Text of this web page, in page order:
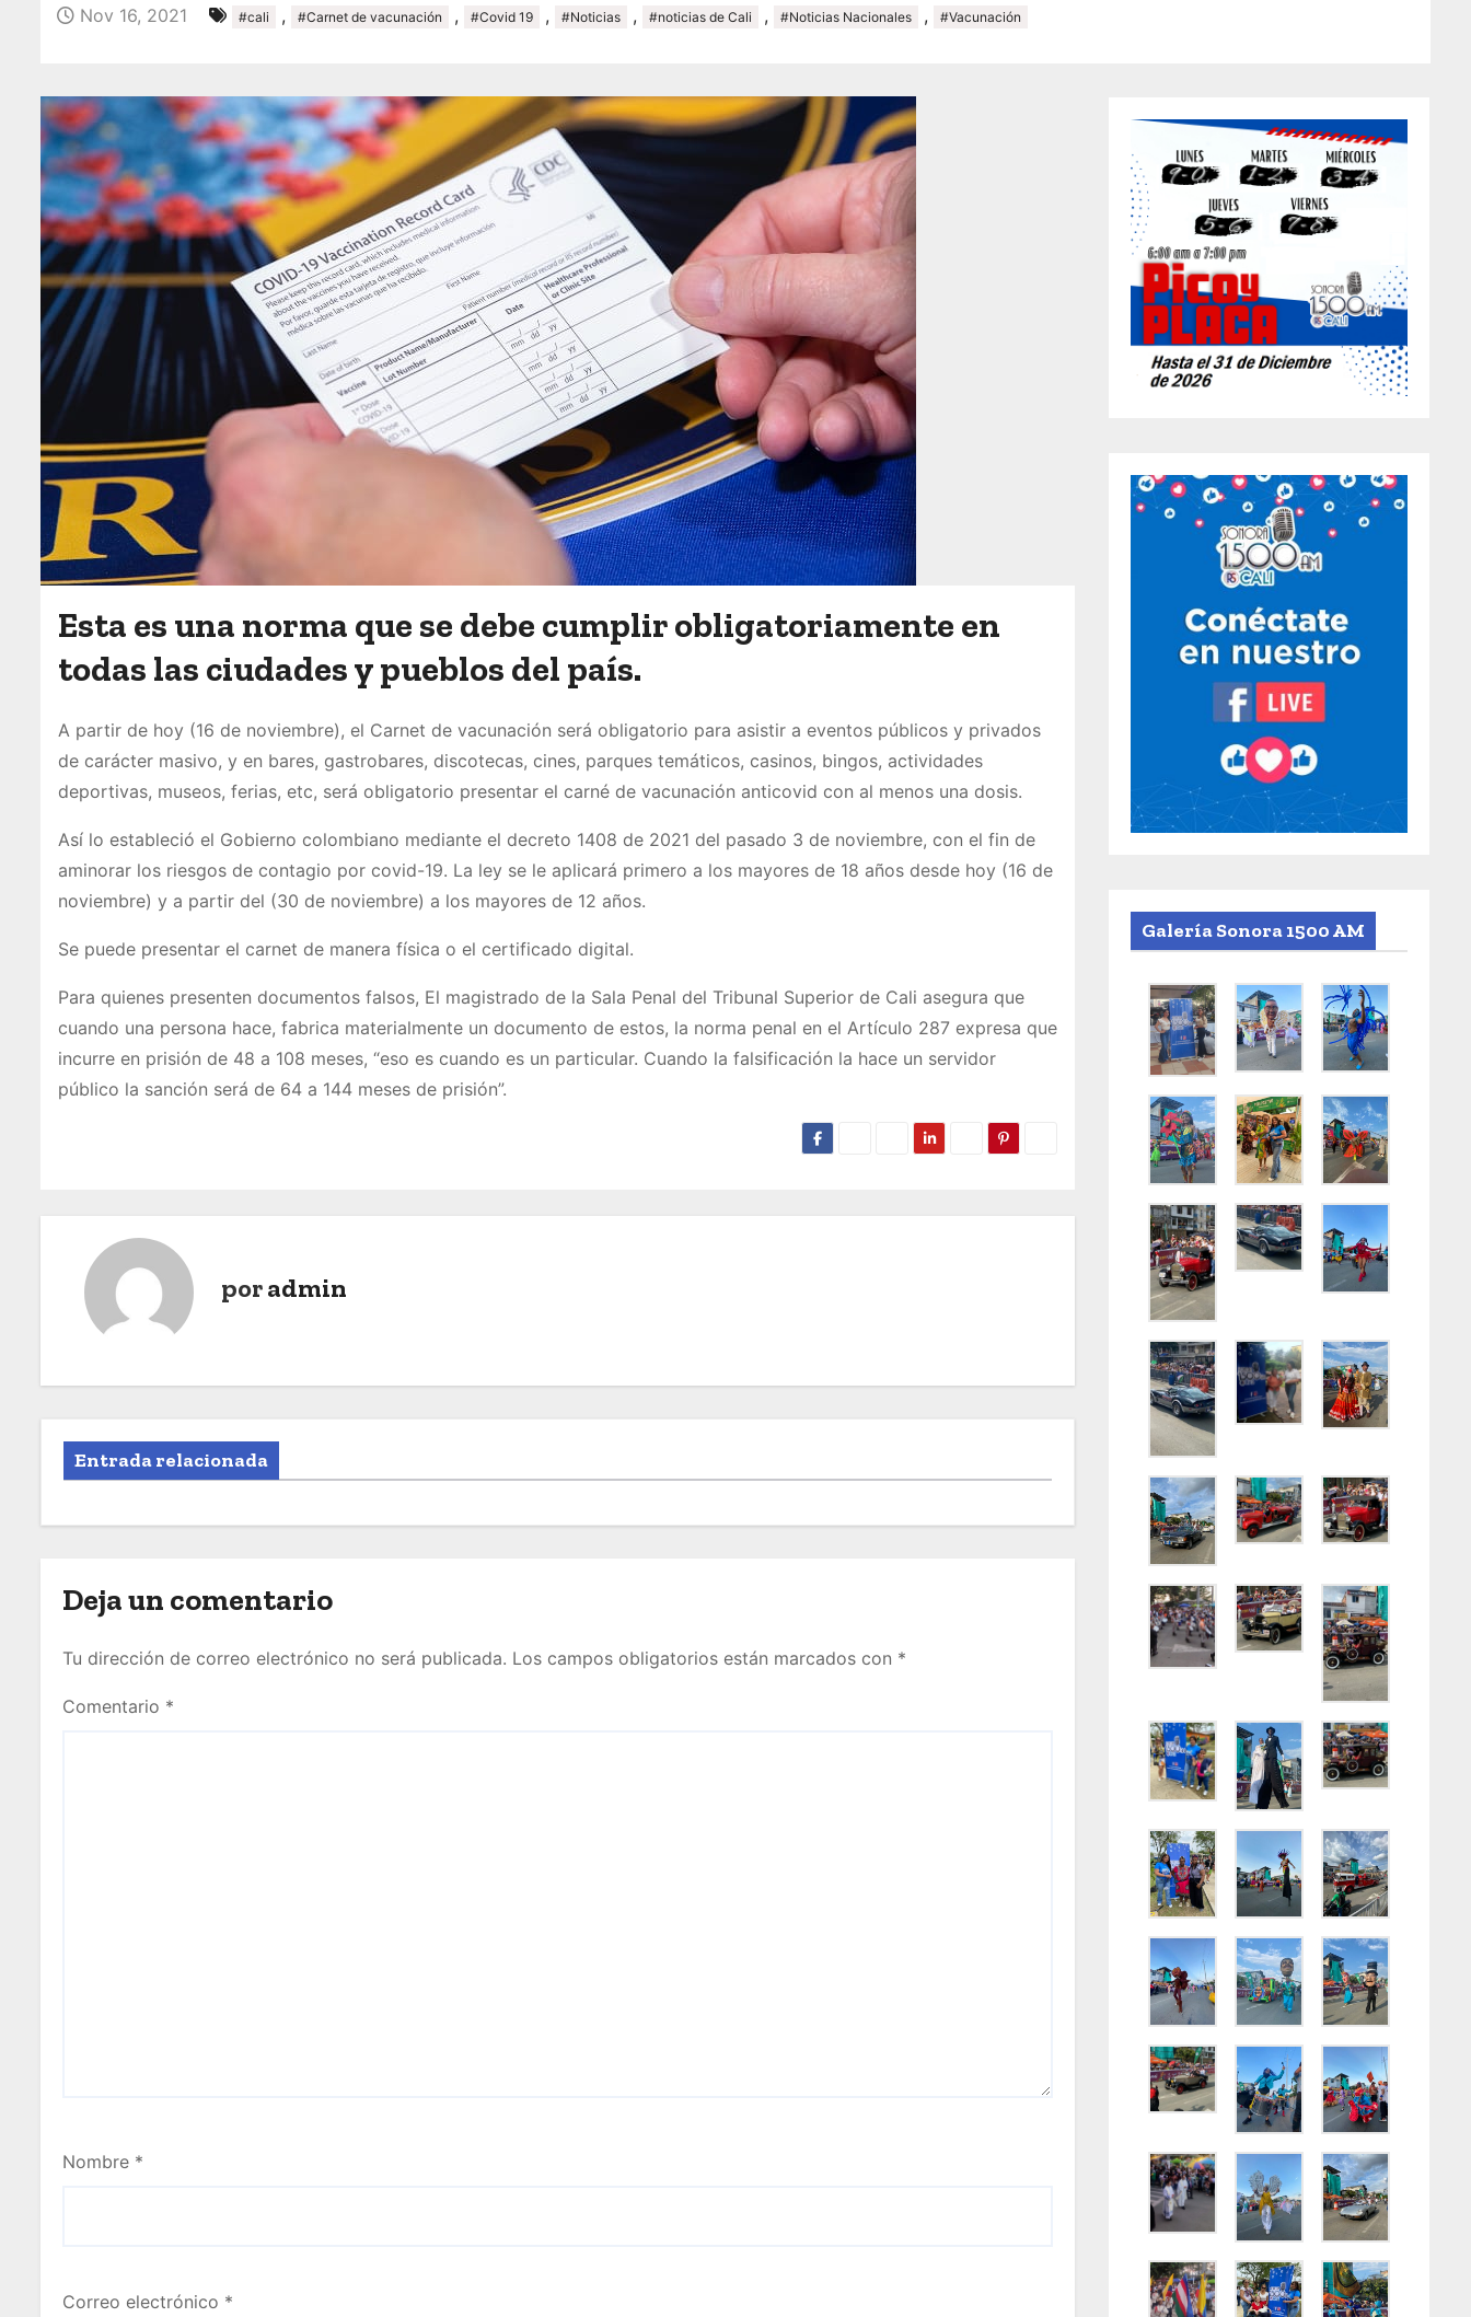
Nov 16, 2021 #cali , #Carnet de vacunación , #Covid 19 , #Noticias , #noticias de Cali , #Noticias Nacionales , #Vacunación
Esta es una norma que se debe cumplir obligatoriamente en
todas las ciudades y pueblos del país.
A partir de hoy (16 de noviembre), el Carnet de vacunación será obligatorio para asistir a eventos públicos y privados
de carácter masivo, y en bares, gastrobares, discotecas, cines, parques temáticos, casinos, bingos, actividades
deportivas, museos, ferias, etc, será obligatorio presentar el carné de vacunación anticovid con al menos una dosis.
Así lo estableció el Gobierno colombiano mediante el decreto 1408 de 2021 del pasado 3 de noviembre, con el fin de
aminorar los riesgos de contagio por covid-19. La ley se le aplicará primero a los mayores de 18 años desde hoy (16 de
noviembre) y a partir del (30 de noviembre) a los mayores de 12 años.
Se puede presentar el carnet de manera física o el certificado digital.
Para quienes presenten documentos falsos, El magistrado de la Sala Penal del Tribunal Superior de Cali asegura que
cuando una persona hace, fabrica materialmente un documento de estos, la norma penal en el Artículo 287 expresa que
incurre en prisión de 48 a 108 meses, “eso es cuando es un particular. Cuando la falsificación la hace un servidor
público la sanción será de 64 a 144 meses de prisión”.
poradmin
Entrada relacionada
Deja un comentario
Tu dirección de correo electrónico no será publicada. Los campos obligatorios están marcados con *
Comentario *
Nombre *
Correo electrónico *
Galería Sonora 1500 AM